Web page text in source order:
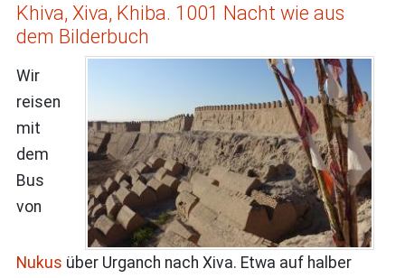
Khiva, Xiva, Khiba. 1001 Nacht wie aus
dem Bilderbuch
Wir
reisen
mit
dem
Bus
von
Nukus über Urganch nach Xiva. Etwa auf halber